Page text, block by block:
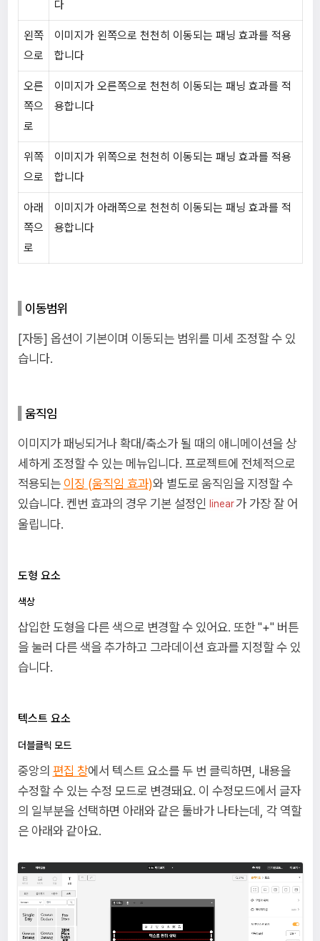
다
왼쪽
으로
이미지가 왼쪽으로 천천히 이동되는 패닝 효과를 적용
합니다
오른
쪽으
로
이미지가 오른쪽으로 천천히 이동되는 패닝 효과를 적
용합니다
위쪽
으로
이미지가 위쪽으로 천천히 이동되는 패닝 효과를 적용
합니다
아래
쪽으
로
이미지가 아래쪽으로 천천히 이동되는 패닝 효과를 적
용합니다
이동범위
[자동] 옵션이 기본이며 이동되는 범위를 미세 조정할 수 있
습니다.
움직임
이미지가 패닝되거나 확대/축소가 될 때의 애니메이션을 상
세하게 조정할 수 있는 메뉴입니다. 프로젝트에 전체적으로
적용되는 이징 (움직임 효과)와 별도로 움직임을 지정할 수
있습니다. 켄번 효과의 경우 기본 설정인 linear 가 가장 잘 어
울립니다.
도형 요소
색상
삽입한 도형을 다른 색으로 변경할 수 있어요. 또한 "+" 버튼
을 눌러 다른 색을 추가하고 그라데이션 효과를 지정할 수 있
습니다.
텍스트 요소
더블클릭 모드
중앙의 편집 창에서 텍스트 요소를 두 번 클릭하면, 내용을
수정할 수 있는 수정 모드로 변경돼요. 이 수정모드에서 글자
의 일부분을 선택하면 아래와 같은 툴바가 나타는데, 각 역할
은 아래와 같아요.